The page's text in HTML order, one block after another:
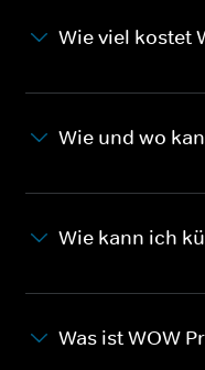
Wie viel kostet
Wie und wo
Wie kann ich
Was ist WOW